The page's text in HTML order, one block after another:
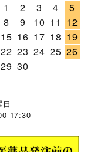
1
2 3 4
5
8 9 10 11 12
15 16 17 18 19
22 23 24 25 26
29 30
17:30